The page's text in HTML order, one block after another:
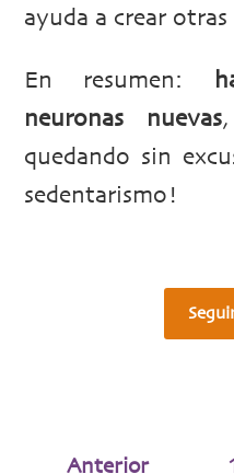
ayuda a crear otras
En resumen:
neuronas nuevas
quedando sin
sedentarismo!
Anterior 1